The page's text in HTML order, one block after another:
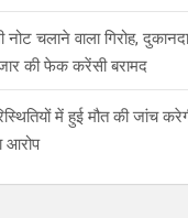
चलाने वाला गिरोह,
की फेक करेंसी बरामद
में हुई मौत की जांच
आरोप